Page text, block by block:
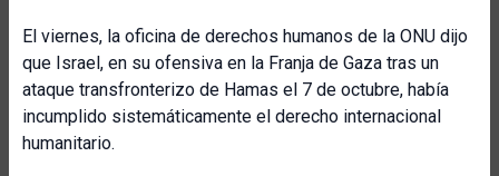
El viernes, la oficina de derechos humanos de la ONU dijo
que Israel, en su ofensiva en la Franja de Gaza tras un
ataque transfronterizo de Hamas el 7 de octubre, había
incumplido sistemáticamente el derecho internacional
humanitario.